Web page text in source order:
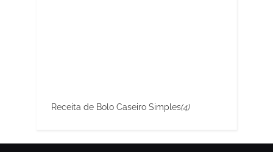
Receita de Bolo Caseiro Simples(4)